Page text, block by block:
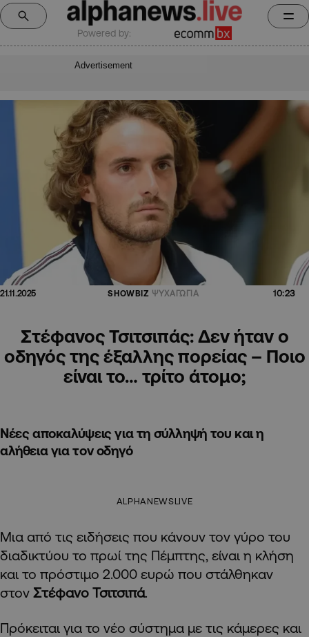
Powered by:
Advertisement
21.11.2025 SHOWBIZ ΨΥΧΑΓΩΓΙΑ 10:23
Στέφανος Τσιτσιπάς: Δεν ήταν ο
οδηγός της έξαλλης πορείας – Ποιο
είναι το… τρίτο άτομο;
Νέες αποκαλύψεις για τη σύλληψή του και η
αλήθεια για τον οδηγό
ALPHANEWSLIVE
Μια από τις ειδήσεις που κάνουν τον γύρο του
διαδικτύου το πρωί της Πέμπτης, είναι η κλήση
και το πρόστιμο 2.000 ευρώ που στάλθηκαν
στον Στέφανο Τσιτσιπά.
Πρόκειται για το νέο σύστημα με τις κάμερες και